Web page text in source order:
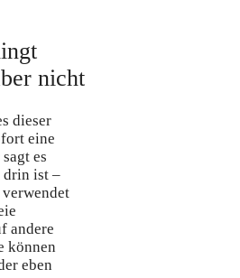
nicht
dieser
eine
es
drin ist –
verwendet
andere
können
eben